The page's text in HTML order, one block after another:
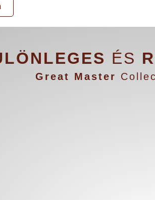
ÉS
Great Master